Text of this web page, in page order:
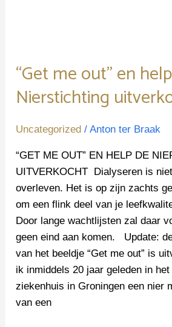
“Get me out” en
Nierstichting
Uncategorized /Anton ter Braak
“GET ME OUT” EN HELP DE
UITVERKOCHT Dialyseren is
overleven. Het is op zijn zachts
om een flink deel van je
Door lange wachtlijsten zal daar
geen eind aan komen. Update:
van het beeldje “Get me out” is
ik inmiddels 20 jaar geleden in
ziekenhuis in Groningen een nier
van een